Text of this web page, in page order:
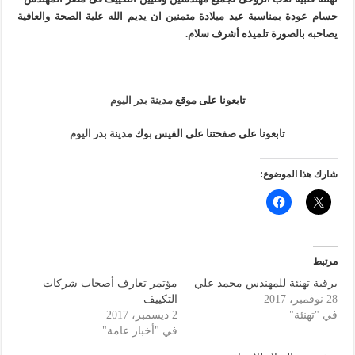
حسام عودة بمناسبة عيد ميلادة متمنين ان يديم الله علية الصحة والعافية
يصاحبه بالصورة تلميذه أشرف سلام.
تابعونا على موقع مدينة بدر اليوم
تابعونا على صفحتنا على الفيس بوك مدينة بدر اليوم
شارك هذا الموضوع:
مرتبط
برقية تهنئة للمهندس محمد علي
28 نوفمبر، 2017
في "تهنئة"
مؤتمر تعارف أصحاب شركات
التكييف
2 ديسمبر، 2017
في "أخبار عامة"